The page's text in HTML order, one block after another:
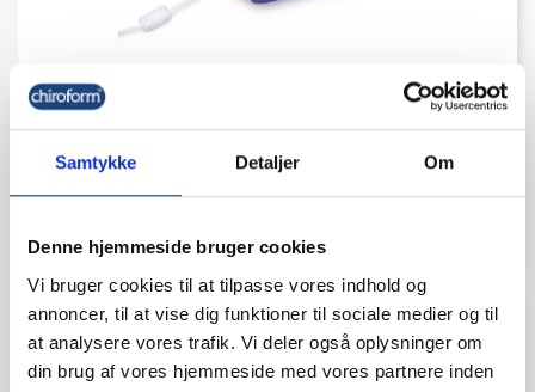
Samtykke Detaljer Om
Denne hjemmeside bruger cookies
Vi bruger cookies til at tilpasse vores indhold og
annoncer, til at vise dig funktioner til sociale medier og til
at analysere vores trafik. Vi deler også oplysninger om
din brug af vores hjemmeside med vores partnere inden
EMS Primo 960 Interferential Apparat
favorite_border